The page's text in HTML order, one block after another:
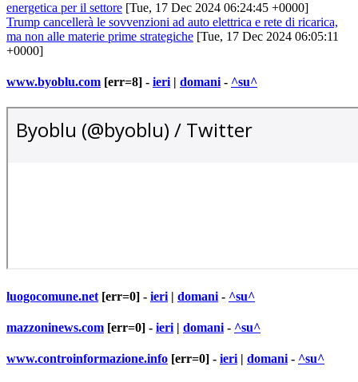
energetica per il settore [Tue, 17 Dec 2024 06:24:45 +0000]
Trump cancellerà le sovvenzioni ad auto elettrica e rete di ricarica,
ma non alle materie prime strategiche [Tue, 17 Dec 2024 06:05:11
+0000]
www.byoblu.com [err=8] - ieri | domani - ^su^
luogocomune.net [err=0] - ieri | domani - ^su^
mazzoninews.com [err=0] - ieri | domani - ^su^
www.controinformazione.info [err=0] - ieri | domani - ^su^